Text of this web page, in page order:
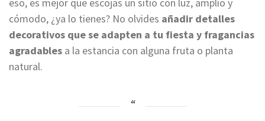
cómodo, ¿ya lo tienes? No olvides añadir detalles
decorativos que se adapten a tu fiesta y fragancias
agradables a la estancia con alguna fruta o planta
natural.